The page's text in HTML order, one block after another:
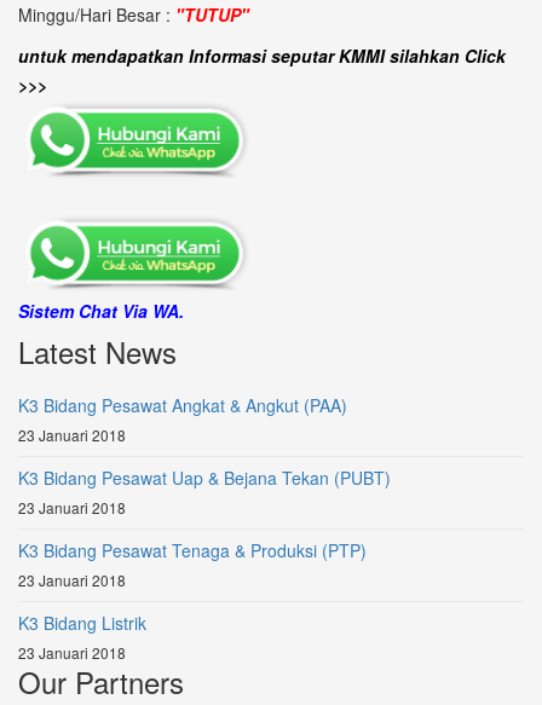
Minggu/Hari Besar : "TUTUP"
untuk mendapatkan Informasi seputar KMMI silahkan Click
>>>
Sistem Chat Via WA.
Latest News
K3 Bidang Pesawat Angkat & Angkut (PAA)
23 Januari 2018
K3 Bidang Pesawat Uap & Bejana Tekan (PUBT)
23 Januari 2018
K3 Bidang Pesawat Tenaga & Produksi (PTP)
23 Januari 2018
K3 Bidang Listrik
23 Januari 2018
Our Partners